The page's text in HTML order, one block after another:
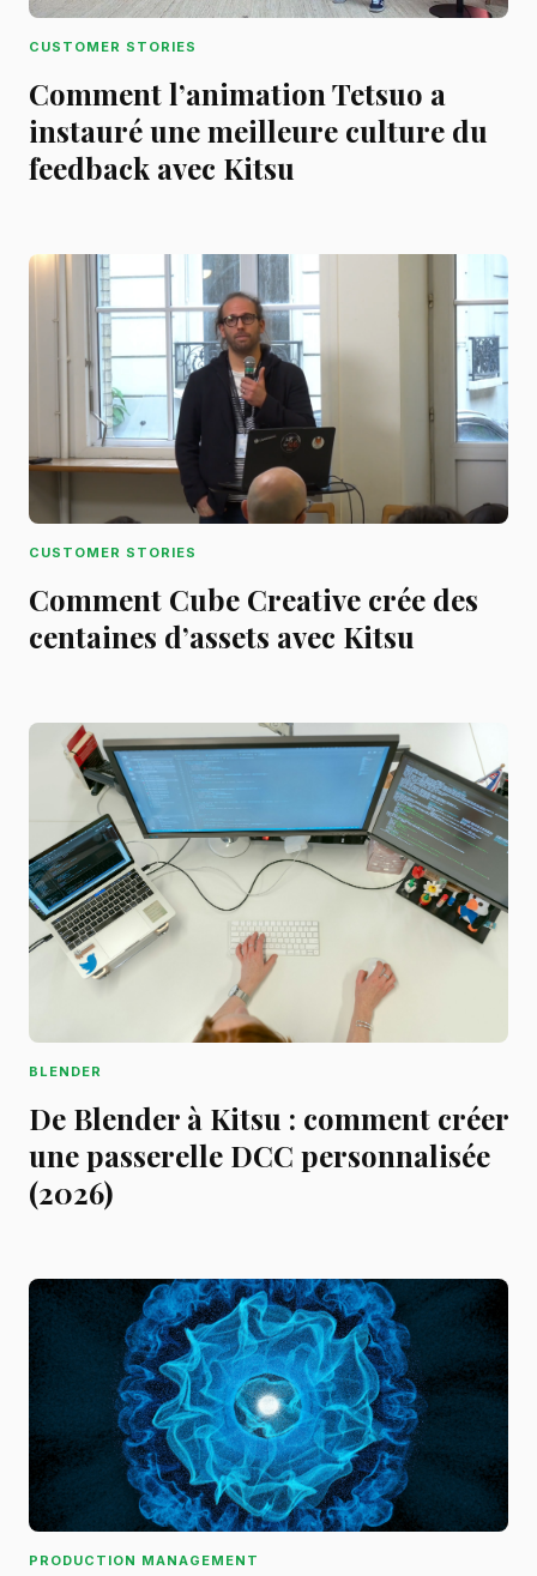
CUSTOMER STORIES
Comment l’animation Tetsuo a
instauré une meilleure culture du
feedback avec Kitsu
CUSTOMER STORIES
Comment Cube Creative crée des
centaines d’assets avec Kitsu
BLENDER
De Blender à Kitsu : comment créer
une passerelle DCC personnalisée
(2026)
PRODUCTION MANAGEMENT